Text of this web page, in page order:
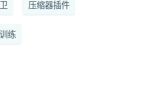
压缩器插件
练